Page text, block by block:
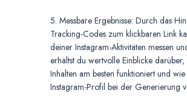
5. Messbare Ergebnisse: Durch das
Tracking-Codes zum klickbaren Link
deiner Instagram-Aktivitäten messen
erhältst du wertvolle Einblicke
Inhalten am besten funktioniert und
Instagram-Profil bei der Generierung